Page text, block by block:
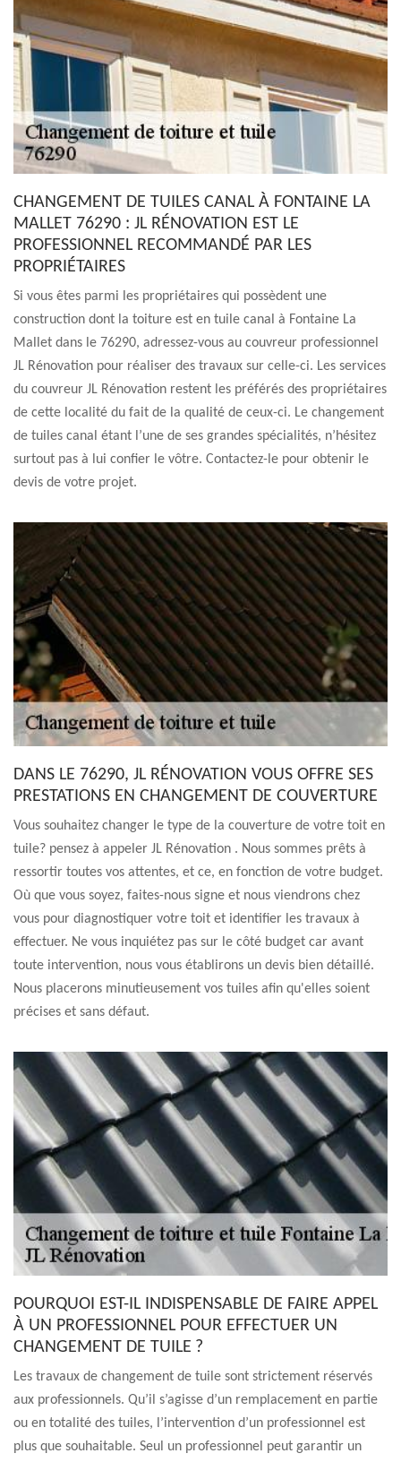
CHANGEMENT DE TUILES CANAL À FONTAINE LA
MALLET 76290 : JL RÉNOVATION EST LE
PROFESSIONNEL RECOMMANDÉ PAR LES
PROPRIÉTAIRES
Si vous êtes parmi les propriétaires qui possèdent une
construction dont la toiture est en tuile canal à Fontaine La
Mallet dans le 76290, adressez-vous au couvreur professionnel
JL Rénovation pour réaliser des travaux sur celle-ci. Les services
du couvreur JL Rénovation restent les préférés des propriétaires
de cette localité du fait de la qualité de ceux-ci. Le changement
de tuiles canal étant l’une de ses grandes spécialités, n’hésitez
surtout pas à lui confier le vôtre. Contactez-le pour obtenir le
devis de votre projet.
DANS LE 76290, JL RÉNOVATION VOUS OFFRE SES
PRESTATIONS EN CHANGEMENT DE COUVERTURE
Vous souhaitez changer le type de la couverture de votre toit en
tuile? pensez à appeler JL Rénovation . Nous sommes prêts à
ressortir toutes vos attentes, et ce, en fonction de votre budget.
Où que vous soyez, faites-nous signe et nous viendrons chez
vous pour diagnostiquer votre toit et identifier les travaux à
effectuer. Ne vous inquiétez pas sur le côté budget car avant
toute intervention, nous vous établirons un devis bien détaillé.
Nous placerons minutieusement vos tuiles afin qu'elles soient
précises et sans défaut.
POURQUOI EST-IL INDISPENSABLE DE FAIRE APPEL
À UN PROFESSIONNEL POUR EFFECTUER UN
CHANGEMENT DE TUILE ?
Les travaux de changement de tuile sont strictement réservés
aux professionnels. Qu’il s’agisse d’un remplacement en partie
ou en totalité des tuiles, l’intervention d’un professionnel est
plus que souhaitable. Seul un professionnel peut garantir un